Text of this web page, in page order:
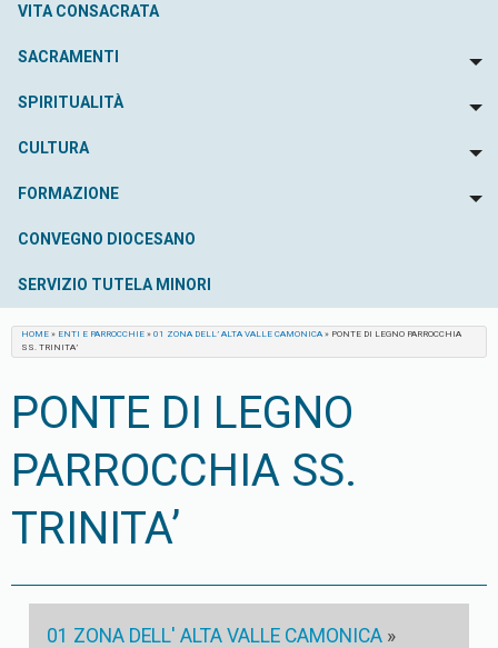
VITA CONSACRATA
SACRAMENTI
SPIRITUALITÀ
CULTURA
FORMAZIONE
CONVEGNO DIOCESANO
SERVIZIO TUTELA MINORI
HOME » ENTI E PARROCCHIE » 01 ZONA DELL’ ALTA VALLE CAMONICA » PONTE DI LEGNO PARROCCHIA
SS. TRINITA’
PONTE DI LEGNO
PARROCCHIA SS.
TRINITA’
01 ZONA DELL' ALTA VALLE CAMONICA »